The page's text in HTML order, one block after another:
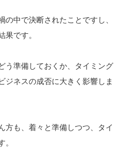
の中で決断されたことですし、
果です。
う準備しておくか、タイミング
ジネスの成否に大きく影響しま
方も、着々と準備しつつ、タイ
。